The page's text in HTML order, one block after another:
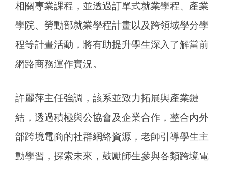
相關專業課程，並透過訂單式就業學程、產業
學院、勞動部就業學程計畫以及跨領域學分學
程等計畫活動，將有助提升學生深入了解當前
網路商務運作實況。
許麗萍主任強調，該系並致力拓展與產業鏈
結，透過積極與公協會及企業合作，整合內外
部跨境電商的社群網絡資源，老師引導學生主
動學習，探索未來，鼓勵師生參與各類跨境電